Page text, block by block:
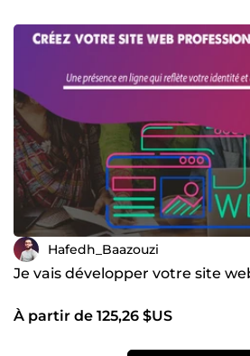
Hafedh_Baazouzi
Je vais développer votre site
À partir de 125,26 $US